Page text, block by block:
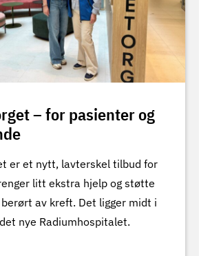
– for pasienter og
er et nytt, lavterskel tilbud for
litt ekstra hjelp og støtte
av kreft. Det ligger midt i
nye Radiumhospitalet.